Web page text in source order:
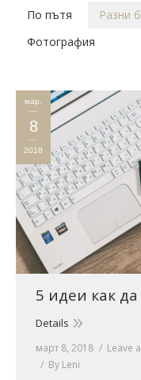
По пътя
Разни
Фотография
мар.
8
2018
5 идеи как
Details
март 8, 2018 Leave
By Leni